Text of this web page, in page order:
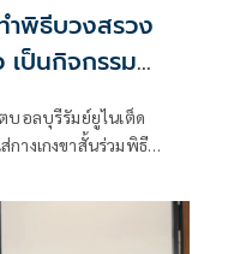
ำพิธีบวงสรวง
ป็นกิจกรรม
บอลบุรีรัมย์ยูไนเต็ด
างเกงขาสั้นร่วมพิธี